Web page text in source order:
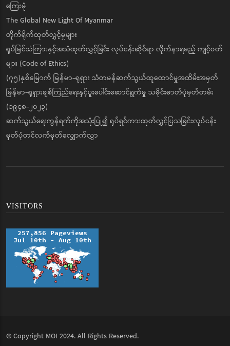
ကြေးမုံ
The Global New Light Of Myanmar
တိုက်ရိုက်ထုတ်လွှင့်မှုများ
ရုပ်မြင်သံကြားနှင့်အသံထုတ်လွှင့်ခြင်း လုပ်ငန်းဆိုင်ရာ လိုက်နာရမည့် ကျင့်ဝတ်
များ (Code of Ethics)
(၇၅)နှစ်မြောက် မြန်မာ-ရုရှား သံတမန်ဆက်သွယ်ထူထောင်မှုအထိမ်းအမှတ်
မြန်မာ-ရုရှားချစ်ကြည်ရေးနှင့်ပူးပေါင်းဆောင်ရွက်မှု သမိုင်းဓာတ်ပုံမှတ်တမ်း
(၁၉၄၈-၂၀၂၃)
ဆက်သွယ်ရေးကွန်ရက်ကိုအသုံးပြု၍ ရုပ်ရှင်ကားထုတ်လွှင့်ပြသခြင်းလုပ်ငန်း
မှတ်ပုံတင်လက်မှတ်လျှောက်လွှာ
VISITORS
© Copyright MOI 2024. All Rights Reserved.